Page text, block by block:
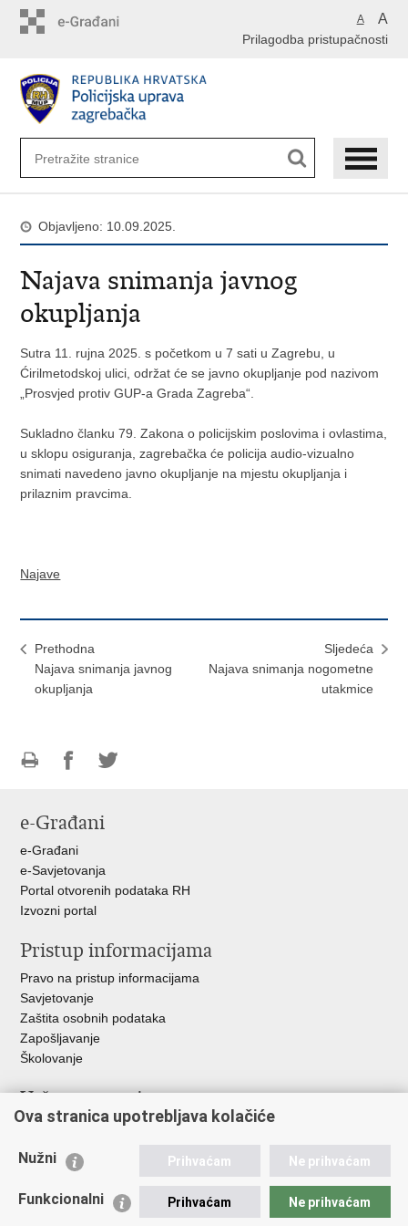
A A
Prilagodba pristupačnosti
Objavljeno: 10.09.2025.
Najava snimanja javnog
okupljanja
Sutra 11. rujna 2025. s početkom u 7 sati u Zagrebu, u
Ćirilmetodskoj ulici, održat će se javno okupljanje pod nazivom
„Prosvjed protiv GUP-a Grada Zagreba“.
Sukladno članku 79. Zakona o policijskim poslovima i ovlastima,
u sklopu osiguranja, zagrebačka će policija audio-vizualno
snimati navedeno javno okupljanje na mjestu okupljanja i
prilaznim pravcima.
Najave
Prethodna
Najava snimanja javnog
okupljanja
Sljedeća
Najava snimanja nogometne
utakmice
FacebookuTwitteru
e-Građani
e-Građani
e-Savjetovanja
Portal otvorenih podataka RH
Izvozni portal
Pristup informacijama
Pravo na pristup informacijama
Savjetovanje
Zaštita osobnih podataka
Zapošljavanje
Školovanje
Važne poveznice
Ministarstvo unutarnjih poslova
Udruge
Policijska akademija
Ova stranica upotrebljava kolačiće
Nužni Prihvaćam Ne prihvaćam
Funkcionalni Prihvaćam Ne prihvaćam